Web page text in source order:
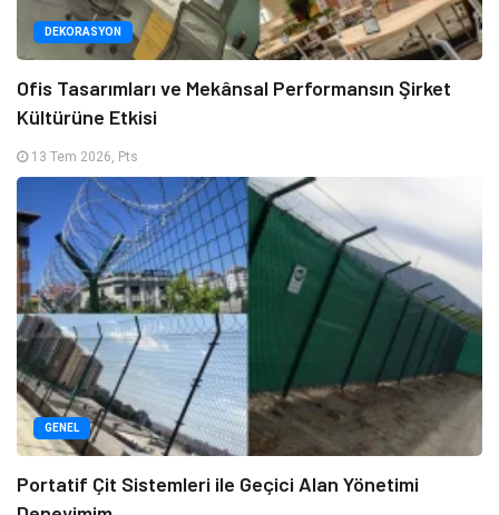
DEKORASYON
Ofis Tasarımları ve Mekânsal Performansın Şirket
Kültürüne Etkisi
13 Tem 2026, Pts
GENEL
Portatif Çit Sistemleri ile Geçici Alan Yönetimi